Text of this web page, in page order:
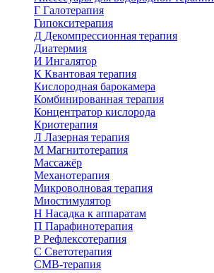
Г Галотерапия
Гипокситерапия
Д Декомпрессионная терапия
Диатермия
И Ингалятор
К Квантовая терапия
Кислородная барокамера
Комбинированная терапия
Концентратор кислорода
Криотерапия
Л Лазерная терапия
М Магнитотерапия
Массажёр
Механотерапия
Микроволновая терапия
Миостимулятор
Н Насадка к аппаратам
П Парафинотерапия
Р Рефлексотерапия
С Светотерапия
СМВ-терапия